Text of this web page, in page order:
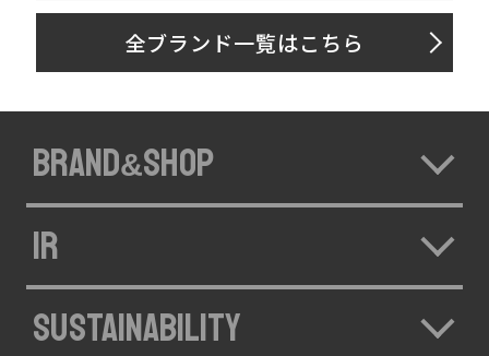
全ブランド一覧はこちら
BRAND&SHOP
IR
SUSTAINABILITY